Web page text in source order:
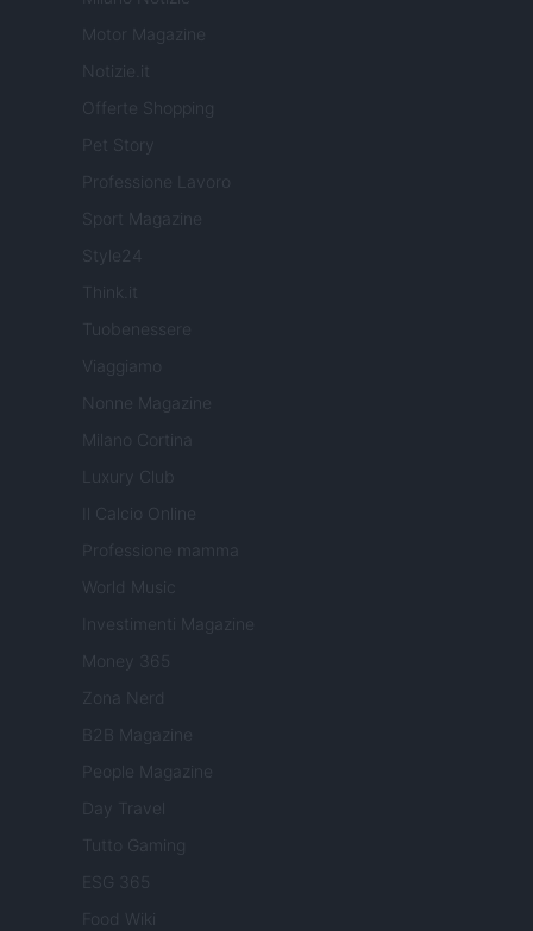
Motor Magazine
Notizie.it
Offerte Shopping
Professione Lavoro
Sport Magazine
Style24
Think.it
Tuobenessere
Viaggiamo
Nonne Magazine
Milano Cortina
Luxury Club
Il Calcio Online
Professione mamma
World Music
Investimenti Magazine
Money 365
Zona Nerd
B2B Magazine
People Magazine
Day Travel
Tutto Gaming
ESG 365
Food Wiki